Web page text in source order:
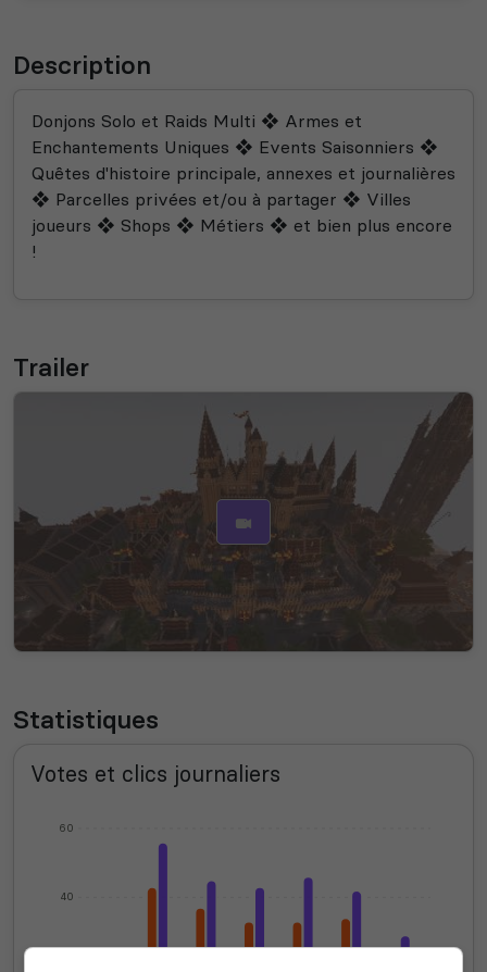
Description
Donjons Solo et Raids Multi ❖ Armes et
Enchantements Uniques ❖ Events Saisonniers ❖
Quêtes d'histoire principale, annexes et journalières
❖ Parcelles privées et/ou à partager ❖ Villes
joueurs ❖ Shops ❖ Métiers ❖ et bien plus encore
!
Trailer
Statistiques
Votes et clics journaliers
40
60